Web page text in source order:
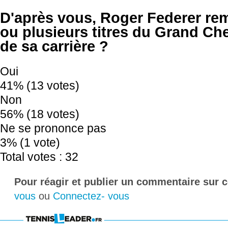
D'après vous, Roger Federer
ou plusieurs titres du Grand
de sa carrière ?
Oui
41% (13 votes)
Non
56% (18 votes)
Ne se prononce pas
3% (1 vote)
Total votes : 32
Pour réagir et publier un commentaire sur
vous ou Connectez- vous